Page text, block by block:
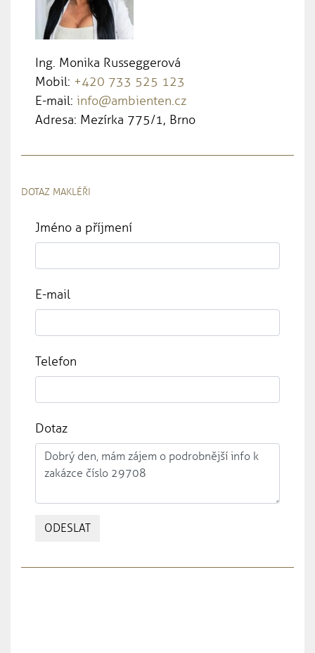
Ing. Monika Russeggerová
Mobil: +420 733 525 123
E-mail: info@ambienten.cz
Adresa: Mezírka 775/1, Brno
DOTAZ MAKLÉŘI
Jméno a příjmení
E-mail
Telefon
Dotaz
ODESLAT